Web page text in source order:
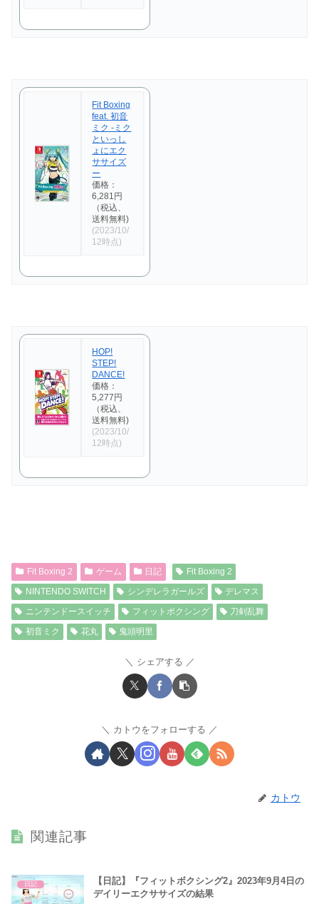
Fit Boxing
feat. 初音
ミク -ミク
といっし
ょにエク
ササイズ
ー
価格：
6,281円
（税込、
送料無料)
(2023/10/
12時点)
HOP!
STEP!
DANCE!
価格：
5,277円
（税込、
送料無料)
(2023/10/
12時点)
Fit Boxing 2 ゲーム 日記
Fit Boxing 2
NINTENDO SWITCH
シンデレラガールズ
デレマス
ニンテンドースイッチ
フィットボクシング
刀剣乱舞
初音ミク
花丸 鬼頭明里
シェアする
カトウをフォローする
カトウ
関連記事
日記
【日記】『フィットボクシング2』2023年9月4日の
デイリーエクササイズの結果